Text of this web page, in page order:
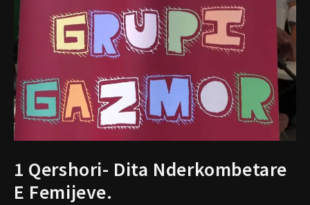
1 Qershori- Dita Nderkombetare
E Femijeve.